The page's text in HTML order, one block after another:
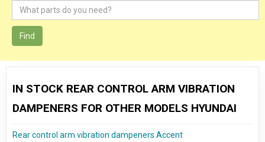
Find
IN STOCK REAR CONTROL ARM VIBRATION
DAMPENERS FOR OTHER MODELS HYUNDAI
Rear control arm vibration dampeners Accent